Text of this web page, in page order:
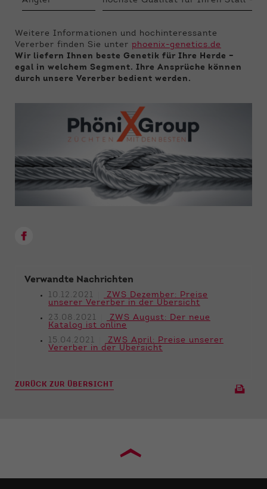
Weitere Informationen und hochinteressante
Vererber finden Sie unter phoenix-genetics.de
Wir liefern Ihnen beste Genetik für Ihre Herde –
egal in welchem Segment. Ihre Ansprüche können
durch unsere Vererber bedient werden.
Verwandte Nachrichten
10.12.2021
ZWS Dezember: Preise
unserer Vererber in der Übersicht
23.08.2021
ZWS August: Der neue
Katalog ist online
15.04.2021
ZWS April: Preise unserer
Vererber in der Übersicht
ZURÜCK ZUR ÜBERSICHT
›